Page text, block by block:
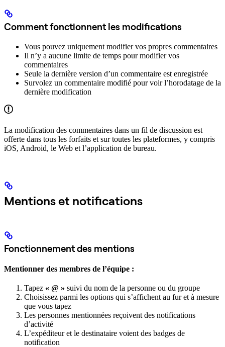
Comment fonctionnent les modifications
Vous pouvez uniquement modifier vos propres commentaires
Il n’y a aucune limite de temps pour modifier vos
commentaires
Seule la dernière version d’un commentaire est enregistrée
Survolez un commentaire modifié pour voir l’horodatage de la
dernière modification
La modification des commentaires dans un fil de discussion est
offerte dans tous les forfaits et sur toutes les plateformes, y compris
iOS, Android, le Web et l’application de bureau.
Mentions et notifications
Fonctionnement des mentions
Mentionner des membres de l’équipe :
Tapez « @ » suivi du nom de la personne ou du groupe
Choisissez parmi les options qui s’affichent au fur et à mesure
que vous tapez
Les personnes mentionnées reçoivent des notifications
d’activité
L’expéditeur et le destinataire voient des badges de
notification